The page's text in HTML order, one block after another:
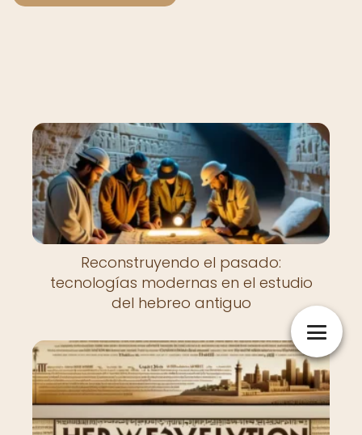
Reconstruyendo el pasado:
tecnologías modernas en el estudio
del hebreo antiguo